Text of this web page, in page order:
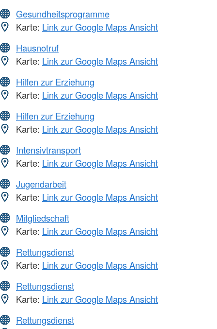
Gesundheitsprogramme
Karte: Link zur Google Maps Ansicht
Hausnotruf
Karte: Link zur Google Maps Ansicht
Hilfen zur Erziehung
Karte: Link zur Google Maps Ansicht
Hilfen zur Erziehung
Karte: Link zur Google Maps Ansicht
Intensivtransport
Karte: Link zur Google Maps Ansicht
Jugendarbeit
Karte: Link zur Google Maps Ansicht
Mitgliedschaft
Karte: Link zur Google Maps Ansicht
Rettungsdienst
Karte: Link zur Google Maps Ansicht
Rettungsdienst
Karte: Link zur Google Maps Ansicht
Rettungsdienst